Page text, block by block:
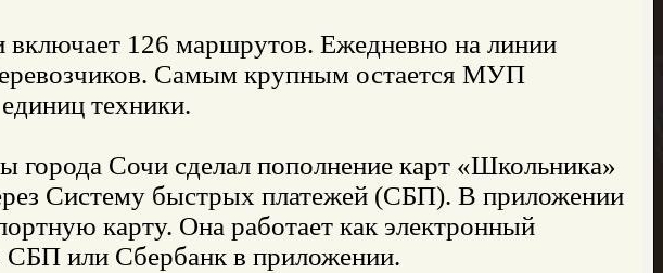
включает 126 маршрутов. Ежедневно на линии
Самым крупным остается МУП
техники.
города Сочи сделал пополнение карт «Школьника»
Систему быстрых платежей (СБП). В приложении
карту. Она работает как электронный
СБП или Сбербанк в приложении.